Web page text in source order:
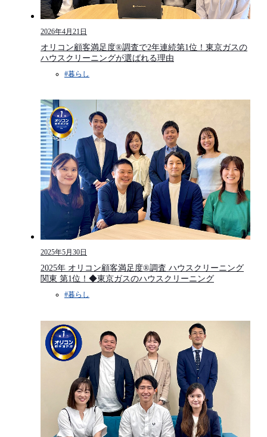
2026年4月21日
オリコン顧客満足度®調査で2年連続第1位！東京ガスの
ハウスクリーニングが選ばれる理由
#暮らし
2025年5月30日
2025年 オリコン顧客満足度®調査 ハウスクリーニング
関東 第1位！◆東京ガスのハウスクリーニング
#暮らし